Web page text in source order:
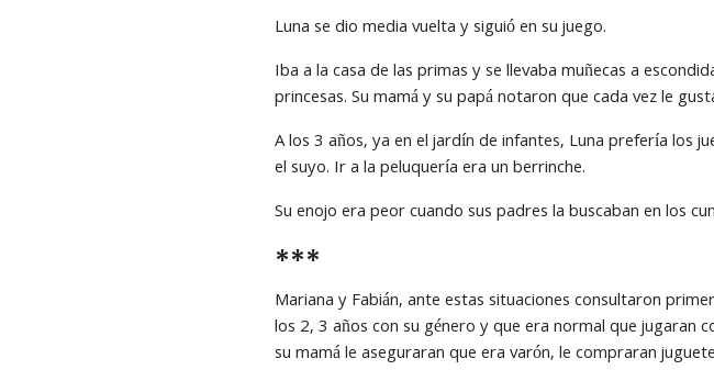
Luna se dio media vuelta y siguió en su juego.
Iba a la casa de las primas y se llevaba muñecas a
princesas. Su mamá y su papá notaron que cada vez le
A los 3 años, ya en el jardín de infantes, Luna prefería los
el suyo. Ir a la peluquería era un berrinche.
Su enojo era peor cuando sus padres la buscaban en los
***
Mariana y Fabián, ante estas situaciones consultaron
los 2, 3 años con su género y que era normal que jugaran
su mamá le aseguraran que era varón, le compraran